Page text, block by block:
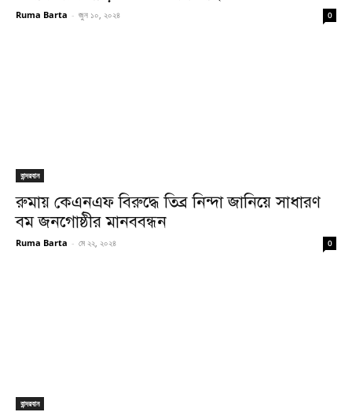
Ruma Barta - জুন ১০, ২০২৪ 0
বান্দরবান
রুমায় কেএনএফ বিরুদ্ধে তিব্র নিন্দা জানিয়ে সাধারণ
বম জনগোষ্ঠীর মানববন্ধন
Ruma Barta - মে ২২, ২০২৪ 0
বান্দরবান